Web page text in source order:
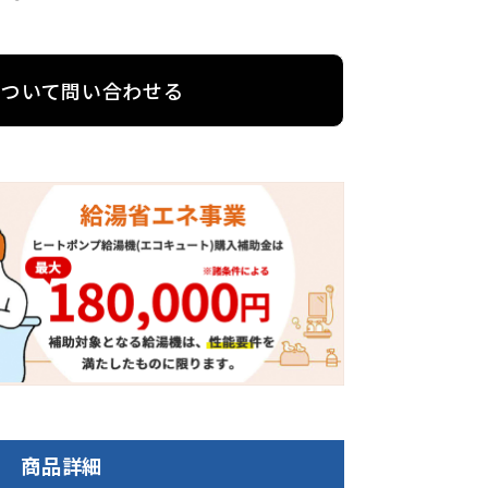
いて問い合わせる
商品詳細